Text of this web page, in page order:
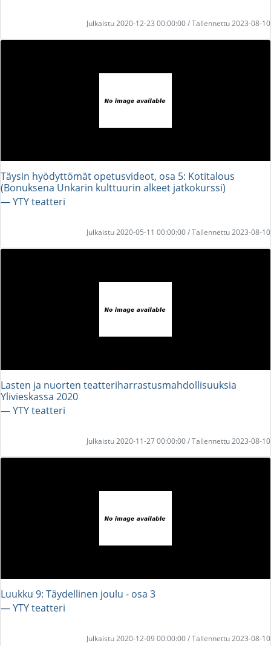
Julkaistu 2020-12-23 00:00:00 / Tallennettu 2023-08-10
Täysin hyödyttömät opetusvideot, osa 5: Kotitalous
(Bonuksena Unkarin kulttuurin alkeet jatkokurssi)
― YTY teatteri
Julkaistu 2020-05-11 00:00:00 / Tallennettu 2023-08-10
Lasten ja nuorten teatteriharrastusmahdollisuuksia
Ylivieskassa 2020
― YTY teatteri
Julkaistu 2020-11-27 00:00:00 / Tallennettu 2023-08-10
Luukku 9: Täydellinen joulu - osa 3
― YTY teatteri
Julkaistu 2020-12-09 00:00:00 / Tallennettu 2023-08-10